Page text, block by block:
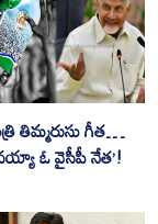
తిమ్మరుసు గీత…
ఓ వైసీపీ నేత’!